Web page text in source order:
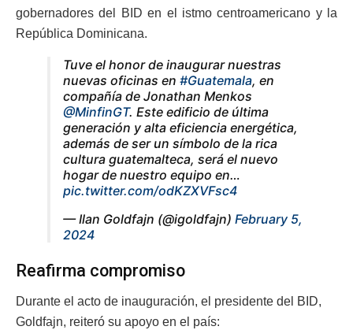
gobernadores del BID en el istmo centroamericano y la
República Dominicana.
Tuve el honor de inaugurar nuestras
nuevas oficinas en #Guatemala, en
compañía de Jonathan Menkos
@MinfinGT. Este edificio de última
generación y alta eficiencia energética,
además de ser un símbolo de la rica
cultura guatemalteca, será el nuevo
hogar de nuestro equipo en…
pic.twitter.com/odKZXVFsc4
— Ilan Goldfajn (@igoldfajn) February 5,
2024
Reafirma compromiso
Durante el acto de inauguración, el presidente del BID,
Goldfajn, reiteró su apoyo en el país: